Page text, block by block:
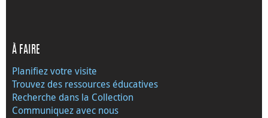
À FAIRE
Planifiez votre visite
Trouvez des ressources éducatives
Recherche dans la Collection
Communiquez avec nous